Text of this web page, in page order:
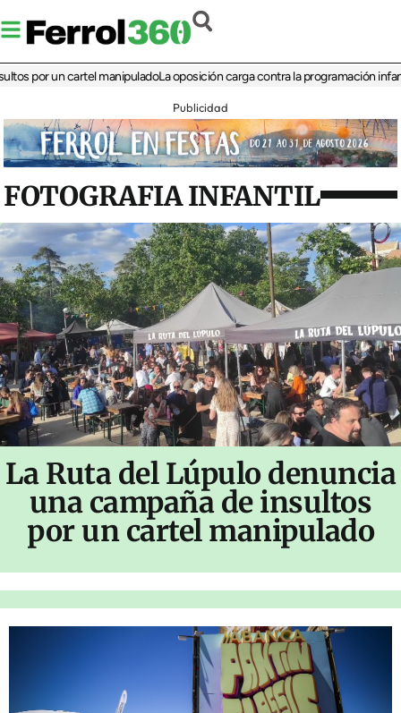
un cartel manipuladoLa oposición carga contra la programación infantil de
Publicidad
FOTOGRAFIA INFANTIL
La Ruta del Lúpulo denuncia
una campaña de insultos
por un cartel manipulado